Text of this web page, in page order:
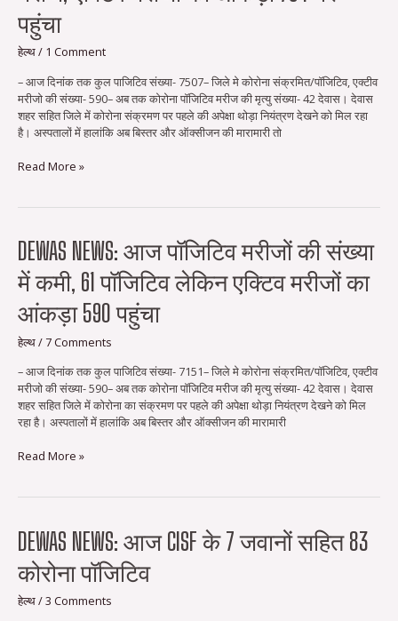
पहुंचा
हेल्थ/ 1 Comment
– आज दिनांक तक कुल पाजिटिव संख्या- 7507– जिले मे कोरोना संक्रमित/पॉजिटिव, एक्‍टीव
मरीजो की संख्या- 590– अब तक कोरोना पॉजिटिव मरीज की मृत्‍यु संख्या- 42 देवास। देवास
शहर सहित जिले में कोरोना संक्रमण पर पहले की अपेक्षा थोड़ा नियंत्रण देखने को मिल रहा
है। अस्पतालों में हालांकि अब बिस्तर और ऑक्सीजन की मारामारी तो
देवास
जिले
67
मरीज,
एक्टिव
मरीजों
का
734
पहुंचा
Read More »
DEWAS NEWS: आज पॉजिटिव मरीजों की संख्या
में कमी, 61 पॉजिटिव लेकिन एक्टिव मरीजों का
आंकड़ा 590 पहुंचा
हेल्थ/ 7 Comments
– आज दिनांक तक कुल पाजिटिव संख्या- 7151– जिले मे कोरोना संक्रमित/पॉजिटिव, एक्‍टीव
मरीजो की संख्या- 590– अब तक कोरोना पॉजिटिव मरीज की मृत्‍यु संख्या- 42 देवास। देवास
शहर सहित जिले में कोरोना का संक्रमण पर पहले की अपेक्षा थोड़ा नियंत्रण देखने को मिल
रहा है। अस्पतालों में हालांकि अब बिस्तर और ऑक्सीजन की मारामारी
Dewas
news:
आज
पॉजिटिव
मरीजों
संख्या
कमी,
61
पॉजिटिव
लेकिन
मरीजों
आंकड़ा
पहुंचा
Read More »
DEWAS NEWS: आज CISF के 7 जवानों सहित 83
कोरोना पॉजिटिव
हेल्थ/3 Comments
Dewas
news:
आज
CISF
के